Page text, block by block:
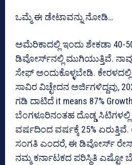
ಒಮ್ಮೆ ಈ ಡೇಟಾವನ್ನು ನೋಡಿ…
ಅಮೆರಿಕಾದಲ್ಲಿ ಇಂದು ಶೇಕಡಾ 40-
ಡಿವೋರ್ಸ್‌ನಲ್ಲಿ ಮುಗಿಯುತ್ತಿವೆ.
ಸೇಫ್ ಅಂದುಕೊಳ್ಳಬೇಡಿ. ಕೇರಳದಲ್ಲಿ
ಸಾವಿರ ವಿಚ್ಛೇದನ ಅರ್ಜಿಗಳಿದ್ದವು,
ಗಡಿ ದಾಟಿದೆ it means 87%
ಬೆಂಗಳೂರಿನಂತಹ ದೊಡ್ಡ ಸಿಟಿಗಳಲ್ಲಿ
ವರ್ಷದಿಂದ ವರ್ಷಕ್ಕೆ 25%
ಸಂಗತಿ ಎಂದರೆ, ಈ ಡಿವೋರ್ಸ್
ನಮ್ಮ ಕರ್ನಾಟಕದ ಪರಿಸ್ಥಿತಿ ಎಷ್ಟೋ